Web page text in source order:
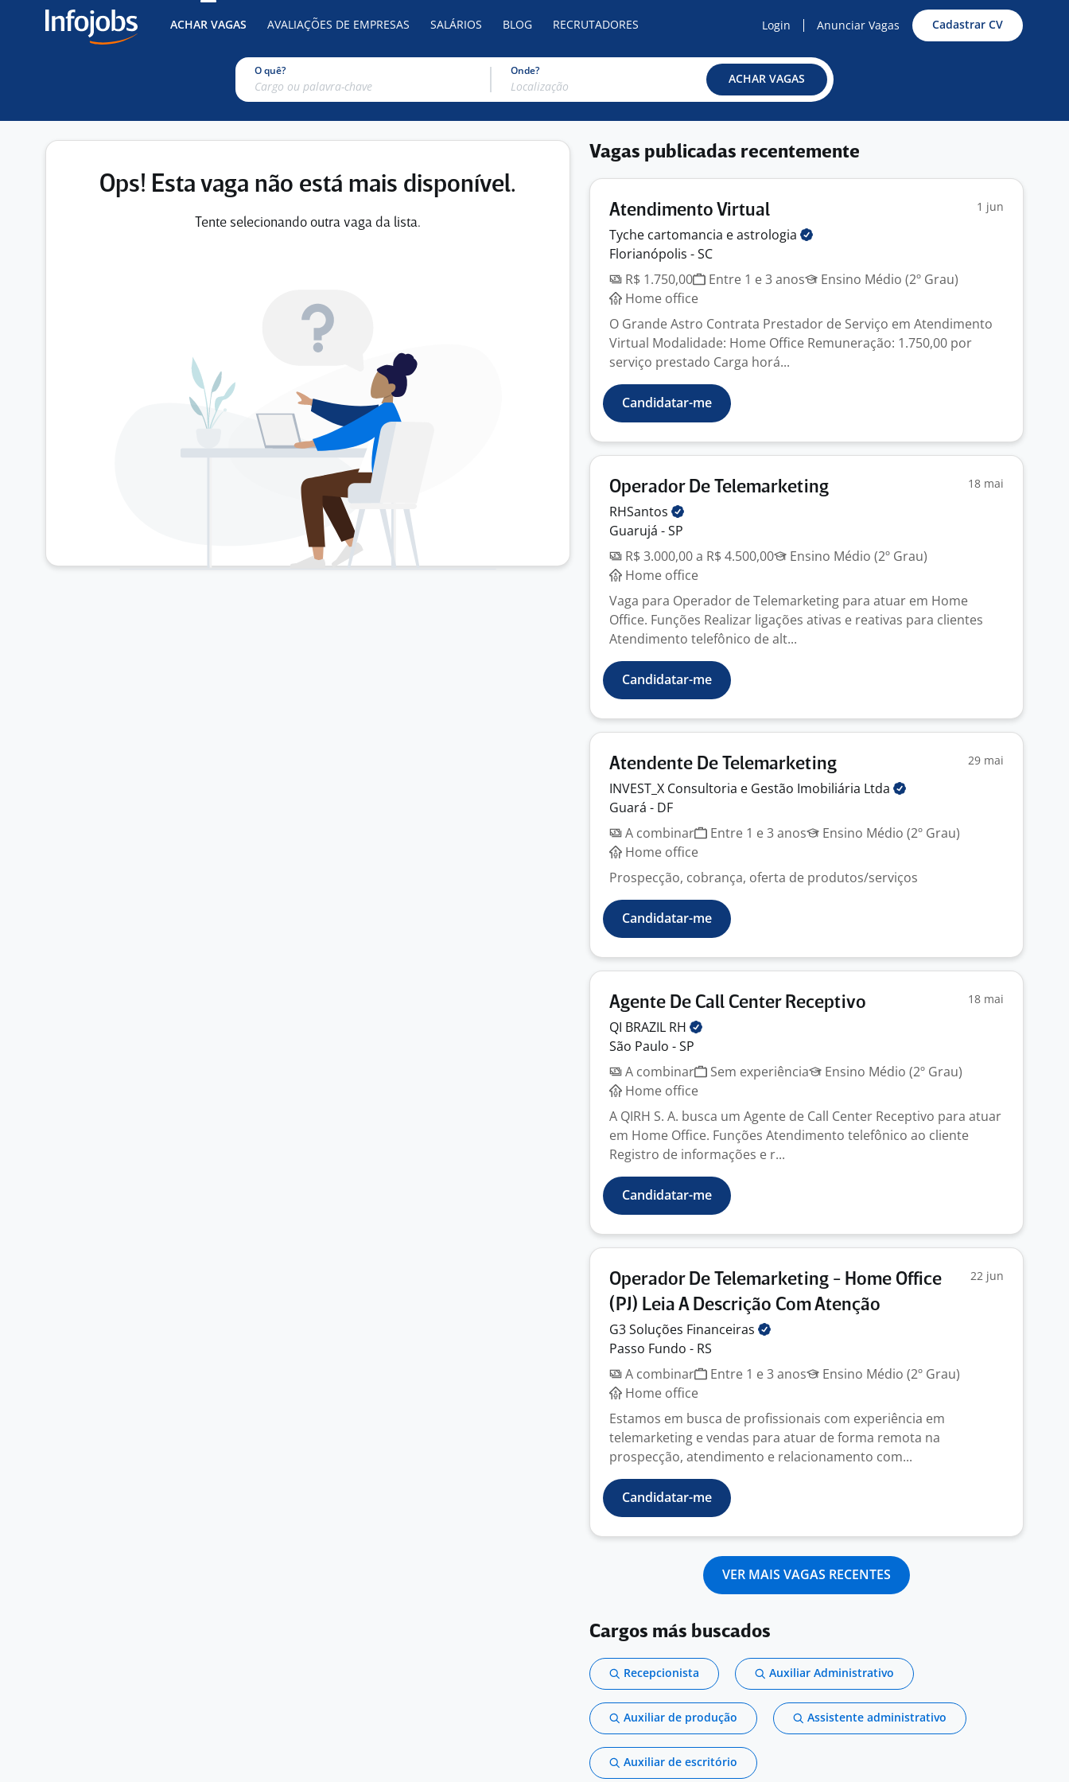
ACHAR VAGAS AVALIAÇÕES DE EMPRESAS SALÁRIOS BLOG RECRUTADORES Login Anunciar Vagas Cadastrar CV
O quê? Onde?
ACHAR VAGAS
Ops! Esta vaga não está mais disponível.
Tente selecionando outra vaga da lista.
Vagas publicadas recentemente
Atendimento Virtual 1 jun
Tyche cartomancia eastrologia
Florianópolis - SC
R$ 1.750,00
Entre 1 e 3 anos
Ensino Médio (2º Grau)
Home office
O Grande Astro Contrata Prestador de Serviço em Atendimento
Virtual Modalidade: Home Office Remuneração: 1.750,00 por
serviço prestado Carga horá...
Candidatar-me
Operador De Telemarketing 18 mai
RHSantos
Guarujá - SP
R$ 3.000,00 a R$ 4.500,00
Ensino Médio (2º Grau)
Home office
Vaga para Operador de Telemarketing para atuar em Home
Office. Funções Realizar ligações ativas e reativas para clientes
Atendimento telefônico de alt...
Candidatar-me
Atendente De Telemarketing 29 mai
INVEST_X Consultoria e Gestão Imobiliária Ltda
Guará - DF
A combinar
Entre 1 e 3 anos
Ensino Médio (2º Grau)
Home office
Prospecção, cobrança, oferta de produtos/serviços
Candidatar-me
Agente De Call Center Receptivo 18 mai
QI BRAZIL RH
São Paulo - SP
A combinar
Sem experiência
Ensino Médio (2º Grau)
Home office
A QIRH S. A. busca um Agente de Call Center Receptivo para atuar
em Home Office. Funções Atendimento telefônico ao cliente
Registro de informações e r...
Candidatar-me
Operador De Telemarketing - Home Office
(PJ) Leia A Descrição Com Atenção
22 jun
G3 Soluções Financeiras
Passo Fundo - RS
A combinar
Entre 1 e 3 anos
Ensino Médio (2º Grau)
Home office
Estamos em busca de profissionais com experiência em
telemarketing e vendas para atuar de forma remota na
prospecção, atendimento e relacionamento com...
Candidatar-me
VER MAIS VAGAS RECENTES
Cargos más buscados
Recepcionista Auxiliar Administrativo
Auxiliar de produção Assistente administrativo
Auxiliar de escritório